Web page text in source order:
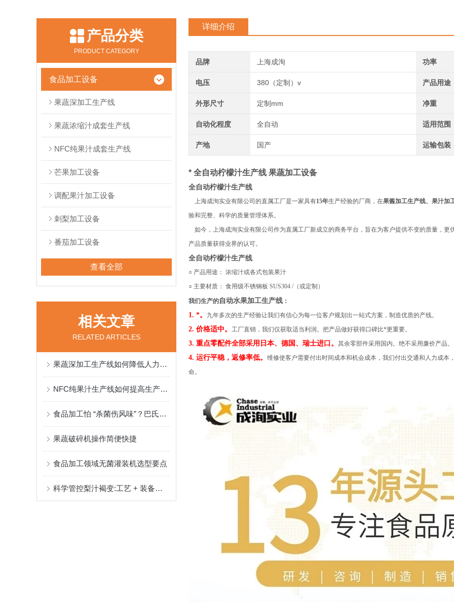
产品分类
PRODUCT CATEGORY
食品加工设备
果蔬深加工生产线
果蔬浓缩汁成套生产线
NFC纯果汁成套生产线
芒果加工设备
调配果汁加工设备
刺梨加工设备
番茄加工设备
查看全部
相关文章
RELATED ARTICLES
果蔬深加工生产线如何降低人力成本
NFC纯果汁生产线如何提高生产效率？
食品加工怕 “杀菌伤风味”？巴氏设备来破局：控温精准，锁鲜又安全
果蔬破碎机操作简便快捷
食品加工领域无菌灌装机选型要点
科学管控梨汁褐变:工艺 + 装备双管齐下筑牢品质防线
详细介绍
品牌 上海成洵 功率
电压 380（定制）v 产品用途
外形尺寸 定制mm 净重
自动化程度 全自动 适用范围
产地 国产 运输包装
* 全自动柠檬汁生产线 果蔬加工设备
全自动柠檬汁生产线
上海成洵实业有限公司的直属工厂是一家具有15年生产经验的厂商，在果酱加工生产线、果汁加
验和完整、科学的质量管理体系。
如今，上海成洵实业有限公司作为直属工厂新成立的商务平台，旨在为客户提供不变的质量，
产品质量获得业界的认可。
全自动柠檬汁生产线
○ 产品用途： 浓缩汁或各式包装果汁
○ 主要材质： 食用级不锈钢板 SUS304 /（或定制）
我们生产的自动水果加工生产线 ：
1. *。 九年多次的生产经验让我们有信心为每一位客户规划出一站式方案，制造优质的产线。
2. 价格适中。 工厂直销，我们仅获取适当利润。把产品做好获得口碑比*更重要。
3. 重点零配件全部采用日本、德国、瑞士进口。 其余零部件采用国内。绝不采用廉价产品。
4. 运行平稳，返修率低。 维修使客户需要付出时间成本和机会成本，我们付出交通和人力成
命。